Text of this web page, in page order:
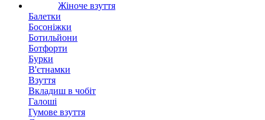
Жіноче взуття
Балетки
Босоніжки
Ботильйони
Ботфорти
Бурки
В'єтнамки
Взуття
Вкладиш в чобіт
Галоші
Гумове взуття